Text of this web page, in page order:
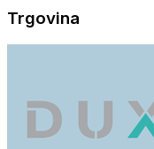
Trgovina